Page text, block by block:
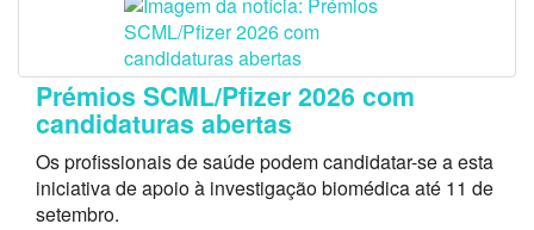
Prémios SCML/Pfizer 2026 com
candidaturas abertas
Os profissionais de saúde podem candidatar-se a esta
iniciativa de apoio à investigação biomédica até 11 de
setembro.